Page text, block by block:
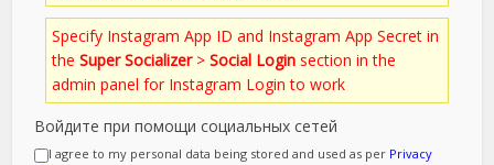
Specify Instagram App ID and Instagram App Secret in
theSuper Socializer>Social Login section in the
admin panel for Instagram Login to work
Войдите при помощи социальных сетей
I agree to my personal data being stored and used as per Privacy